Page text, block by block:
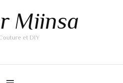
Miinsa
et DIY